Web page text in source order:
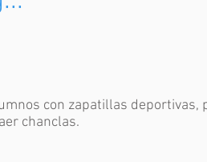
con zapatillas deportivas,
chanclas.